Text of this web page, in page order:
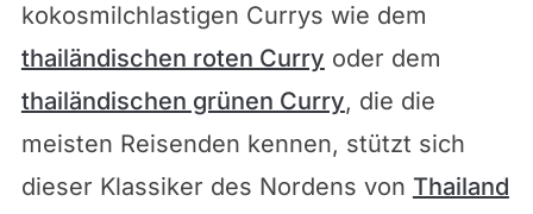
kokosmilchlastigen Currys wie dem
thailändischen roten Curry oder dem
thailändischen grünen Curry, die die
meisten Reisenden kennen, stützt sich
dieser Klassiker des Nordens von Thailand